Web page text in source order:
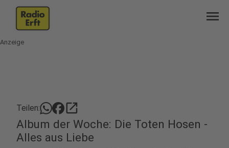
menu
Anzeige
Teilen: open_in_new
Album der Woche: Die Toten Hosen -
Alles aus Liebe